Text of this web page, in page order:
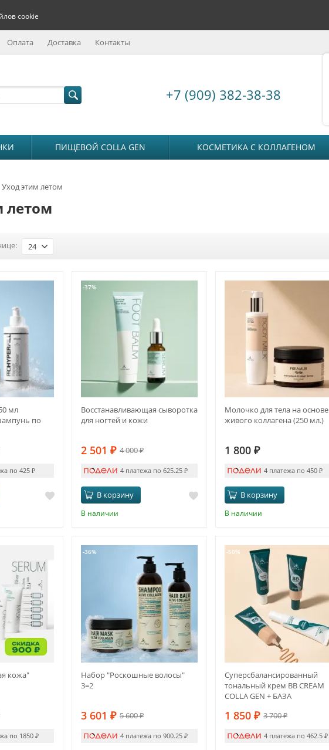
cookie
Оплата Доставка Контакты
+7 (909) 382-38-38
ПИЩЕВОЙ COLLA GEN КОСМЕТИКА С КОЛЛАГЕНОМ
Уход этим летом
летом
24
мл
по
по 425₽
-37%
Восстанавливающая сыворотка
для ногтей и кожи
2 501 ₽ 4 000₽
4 платежа по 625.25₽
В корзину
В наличии
Молочко для тела на основе
живого коллагена (250 мл.)
1 800₽
4 платежа по 450 ₽
В корзину
В наличии
кожа"
по 1850₽
-36%
Набор "Роскошные волосы"
3=2
3 601 ₽ 5 600₽
4 платежа по 900.25₽
-50%
Суперсбалансированный
тональный крем BB CREAM
COLLA GEN + БАЗА
1 850₽ 3 700₽
4 платежа по 462.5 ₽